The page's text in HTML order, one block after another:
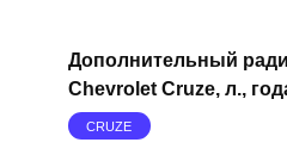
Дополнительный
Chevrolet Cruze, л.,
CRUZE